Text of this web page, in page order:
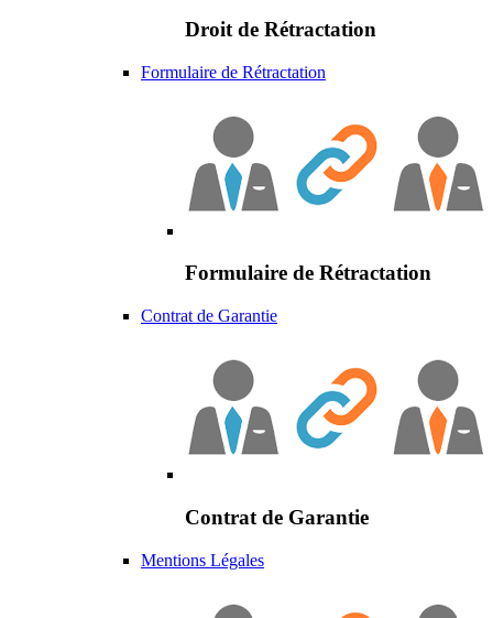
Droit de Rétractation
Formulaire de Rétractation
Formulaire de Rétractation
Contrat de Garantie
Contrat de Garantie
Mentions Légales